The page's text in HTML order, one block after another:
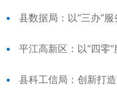
县数据局：以“三办”
平江高新区：以“四零
县科工信局：创新打